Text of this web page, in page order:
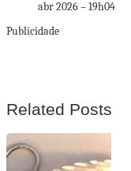
abr 2026 – 19h04
Publicidade
Related Posts